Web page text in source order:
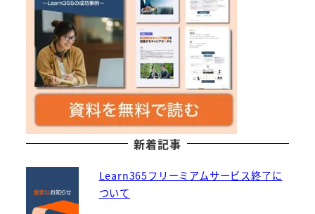
新着記事
Learn365フリーミアムサービス終了に
ついて